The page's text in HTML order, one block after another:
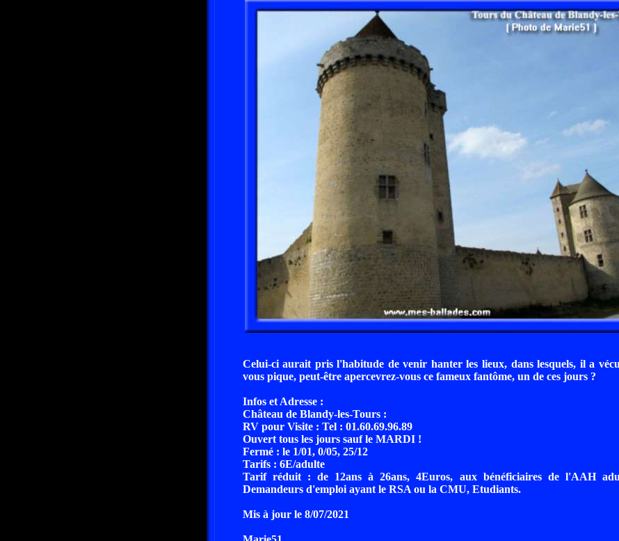
Celui-ci aurait pris l'habitude de venir hanter les lieux, dans lesquels, il a
vous pique, peut-être apercevrez-vous ce fameux fantôme, un de ces jours ?
Infos et Adresse :
Château de Blandy-les-Tours :
RV pour Visite : Tel : 01.60.69.96.89
Ouvert tous les jours sauf le MARDI !
Fermé : le 1/01, 0/05, 25/12
Tarifs : 6E/adulte
Tarif réduit : de 12ans à 26ans, 4Euros, aux bénéficiaires de l'AAH
Demandeurs d'emploi ayant le RSA ou la CMU, Etudiants.
Mis à jour le 8/07/2021